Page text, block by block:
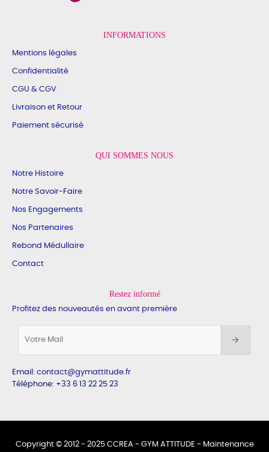
INFORMATIONS
Mentions légales
Confidentialité
CGU & CGV
Livraison et Retour
Paiement sécurisé
QUI SOMMES NOUS
Notre Histoire
Notre Savoir-Faire
Nos Engagements
Nos Partenaires
Rebond Médullaire
Contact
Restez informé
Profitez des nouveautés en avant première
Email : contact@gymattitude.fr
Téléphone: +33 6 13 22 25 23
Copyright © 2012 - 2025 CCREA - GYM ATTITUDE - Maintenance